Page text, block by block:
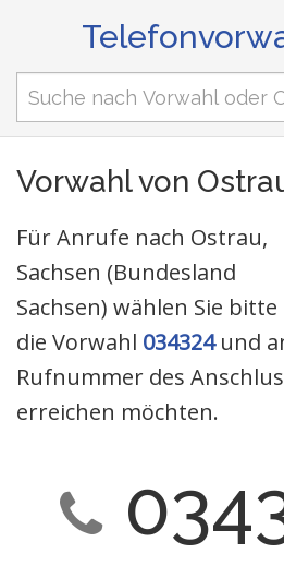
Vorwahl von
Für Anrufe nach Ostrau,
Sachsen (Bundesland
Sachsen) wählen Sie bitte
die Vorwahl 034324und
Rufnummer des
erreichen möchten.